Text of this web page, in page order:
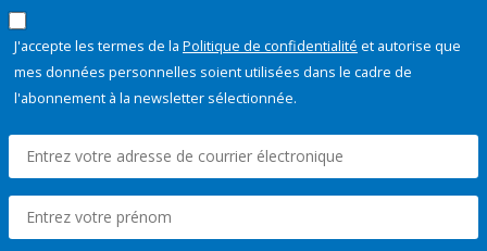
J'accepte les termes de la Politique de confidentialité et autorise que
mes données personnelles soient utilisées dans le cadre de
l'abonnement à la newsletter sélectionnée.